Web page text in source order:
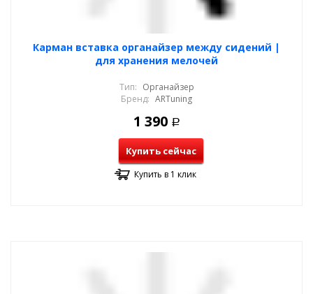
Карман вставка органайзер между сидений |
для хранения мелочей
Тип: Органайзер
Бренд: ARTuning
1 390 Р
Купить сейчас
Купить в 1 клик